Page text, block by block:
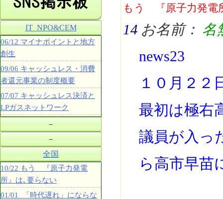
もう 『原子力発電
14 お名前： 名
news23
１０月２２
最初は極右
議員が入っ
ら高市早苗
IT_NPO&CEM
06/12 マイナポイントと地方
創生
09/06 キャッシュレス・消費
者還元事業の制度概要
07/07 キャッシュレス決済と
LPガスネットワーク
－
－
全国
10/22 もう 『原子力発電
所』は､要らない
01/01 「時代遅れ」にならな